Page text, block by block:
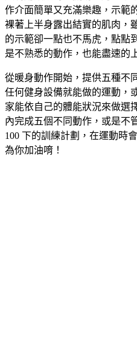
作介面簡單又充滿樂趣，示範
裸著上半身露出結實的肌肉，
的示範卻一點也不馬虎，點點
是不熟悉的動作，也能盡速的
從暖身動作開始，提供五種不
任何健身設備就能做的運動，
家能依自己的體能狀況來做選
內完成五個不同動作，或是不
100 下的訓練計劃，在運動時
為你加油唷！